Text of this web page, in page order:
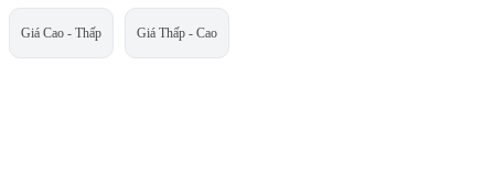
Giá Cao - Thấp Giá Thấp - Cao